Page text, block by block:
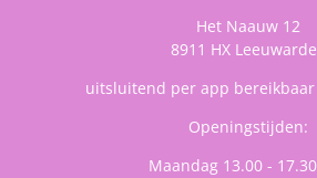
Het Naauw 12
8911 HX
uitsluitend per app bereikbaar
Openingstijden:
Maandag 13.00 -